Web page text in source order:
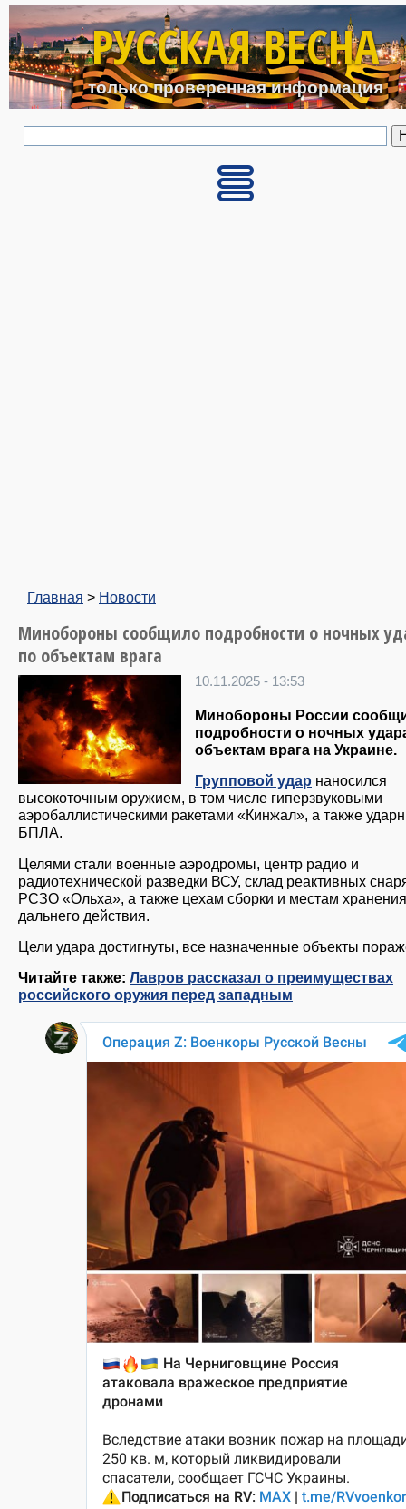
Перейти к основному
РУССКАЯ ВЕСНА
только проверенная информация
Главная > Новости
Минобороны сообщило подробности о ночных
по объектам врага
10.11.2025 - 13:53
Минобороны России
подробности о ночных
объектам врага на Украине.
Групповой удар наносился
высокоточным оружием, в том числе гиперзвуковыми
аэробаллистическими ракетами «Кинжал», а также
БПЛА.
Целями стали военные аэродромы, центр радио и
радиотехнической разведки ВСУ, склад реактивных
РСЗО «Ольха», а также цехам сборки и местам
дальнего действия.
Цели удара достигнуты, все назначенные объекты
Читайте также: Лавров рассказал о преимуществах
российского оружия перед западным